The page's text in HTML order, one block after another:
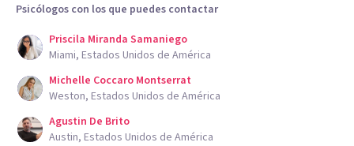
Psicólogos con los que puedes contactar
Priscila Miranda Samaniego
Miami, Estados Unidos de América
Michelle Coccaro Montserrat
Weston, Estados Unidos de América
Agustin De Brito
Austin, Estados Unidos de América